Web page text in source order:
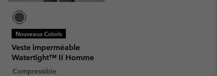
Nouveaux Coloris
Veste imperméable
Watertight™ II Homme
Compressible